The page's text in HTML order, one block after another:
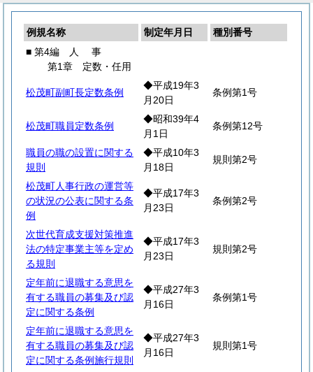
例規名称 制定年月日
種別番号
■ 第4編
人 事
第1章 定数・任用
松茂町副町長定数条例
◆平成19年3
月20日
条例第1号
松茂町職員定数条例
◆昭和39年4
月1日
条例第12号
職員の職の設置に関する
規則
◆平成10年3
月18日
規則第2号
松茂町人事行政の運営等
の状況の公表に関する条
例
◆平成17年3
月23日
条例第2号
次世代育成支援対策推進
法の特定事業主等を定め
る規則
◆平成17年3
月23日
規則第2号
定年前に退職する意思を
有する職員の募集及び認
定に関する条例
◆平成27年3
月16日
条例第1号
定年前に退職する意思を
有する職員の募集及び認
定に関する条例施行規則
◆平成27年3
月16日
規則第1号